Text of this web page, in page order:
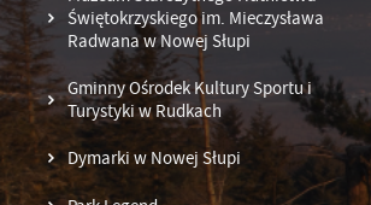
Świętokrzyskiego im. Mieczysława
Radwana w Nowej Słupi
Gminny Ośrodek Kultury Sportu i
Turystyki w Rudkach
Dymarki w Nowej Słupi